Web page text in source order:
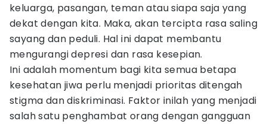
keluarga, pasangan, teman atau siapa saja yang
dekat dengan kita. Maka, akan tercipta rasa saling
sayang dan peduli. Hal ini dapat membantu
mengurangi depresi dan rasa kesepian.
Ini adalah momentum bagi kita semua betapa
kesehatan jiwa perlu menjadi prioritas ditengah
stigma dan diskriminasi. Faktor inilah yang menjadi
salah satu penghambat orang dengan gangguan